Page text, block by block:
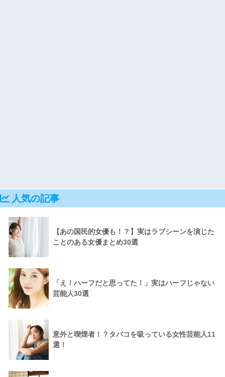
人気の記事
【あの国民的女優も！？】実はラブシーンを演じた
ことのある女優まとめ30選
「え！ハーフだと思ってた！」実はハーフじゃない
芸能人30選
意外と喫煙者！？タバコを吸っている女性芸能人11
選！